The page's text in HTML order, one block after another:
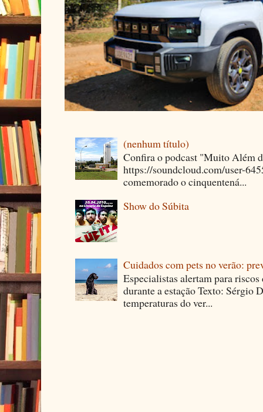
(nenhum título)
Confira o podcast "Muito Além
https://soundcloud.com/user-
comemorado o cinquentená...
Show do Súbita
Cuidados com pets no verão:
Especialistas alertam para
durante a estação Texto: Sérgio
temperaturas do ver...